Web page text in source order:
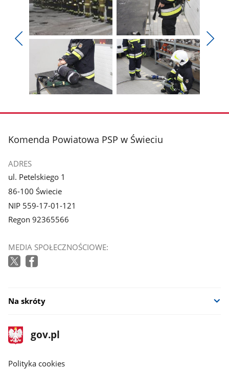
poprzednie
zdjęcia
Pokaż
galerii.
Pokaż
zdjęcie
2
galerii.
zdjęcie
galerii.
zdjęcie
galerii.
stopka
Komenda Powiatowa PSP w Świeciu
ADRES
ul. Petelskiego 1
86-100 Świecie
NIP 559-17-01-121
Regon 92365566
MEDIA SPOŁECZNOŚCIOWE:
Na skróty
stopka
gov.pl
Strona
gov.pl
gov.pl
Polityka cookies